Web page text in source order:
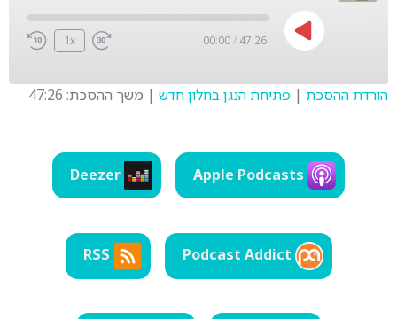
1x 00:00/ 47:26
EMBED
הורדת ההסכת | פתיחת הנגן בחלון חדש | משך ההסכת: 47:26
Apple Podcasts
Deezer
Podcast Addict
RSS